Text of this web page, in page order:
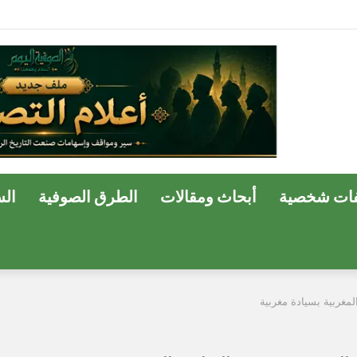
شخصية أبحاث ومقالات الطرق الصوفية
بسيادة مغربية